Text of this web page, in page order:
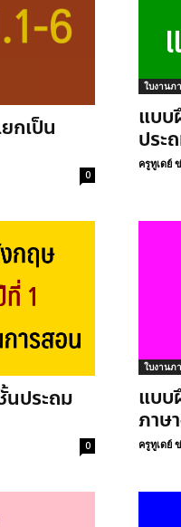
กเป็น
0
ใบงานภ
แบบ
ประ
ครูทูเดย์
นประถม
0
ใบงานภ
แบบ
ภาษ
ครูทูเดย์